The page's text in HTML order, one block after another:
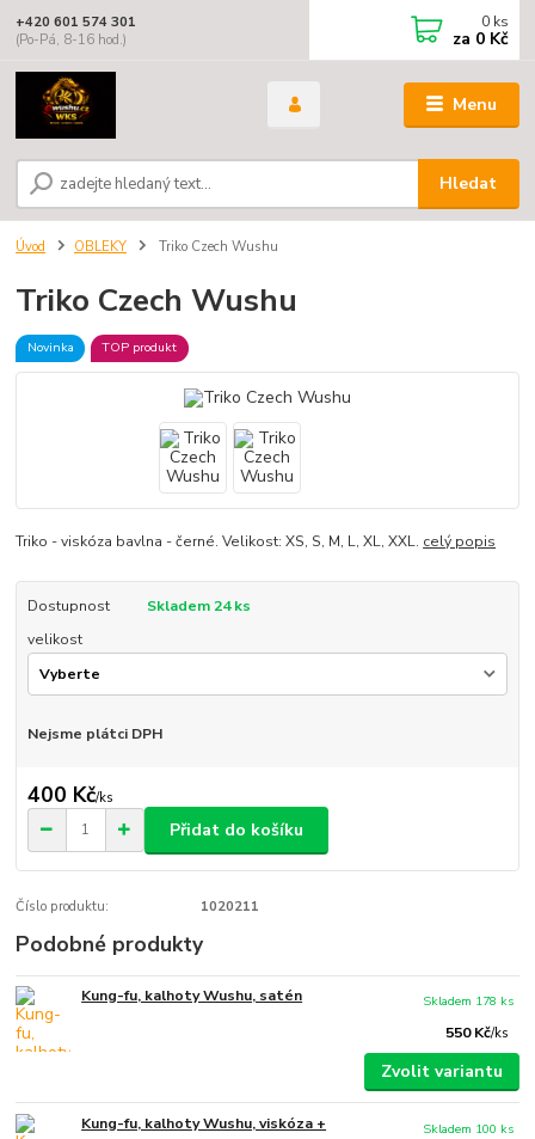
Menu
Hledat
+420 601 574 301
(Po-Pá, 8-16 hod.)
0 ks
za 0 Kč
Úvod OBLEKY Triko Czech Wushu
Triko Czech Wushu
Novinka TOP produkt
Triko - viskóza bavlna - černé. Velikost: XS, S, M, L, XL, XXL. celý popis
Dostupnost
Skladem 24 ks
velikost
Nejsme plátci DPH
400 Kč/ks
Přidat do košíku
Číslo produktu: 1020211
Podobné produkty
Kung-fu, kalhoty Wushu, satén
550 Kč/ks
Skladem 178 ks
Zvolit variantu
Kung-fu, kalhoty Wushu, viskóza +
Skladem 100 ks